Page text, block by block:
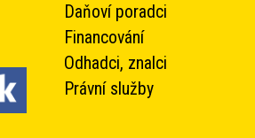
Daňoví poradci
Financování
Odhadci, znalci
Právní služby